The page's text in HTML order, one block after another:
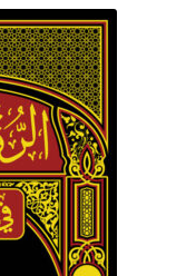
برگه نمونه
برگه نمونه
تماس با ما